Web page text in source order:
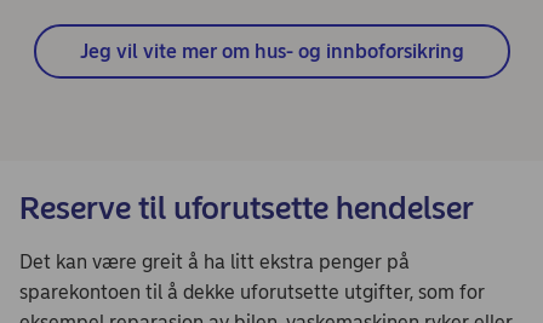
Jeg vil vite mer om hus- og innboforsikring
Reserve til uforutsette hendelser
Det kan være greit å ha litt ekstra penger på
sparekontoen til å dekke uforutsette utgifter, som for